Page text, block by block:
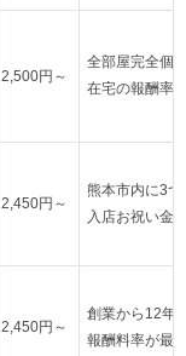
2,500円～
全部屋完全個
在宅の報酬率
2,450円～
熊本市内に3
入店お祝い金
2,450円～
創業から12年
報酬料率が最